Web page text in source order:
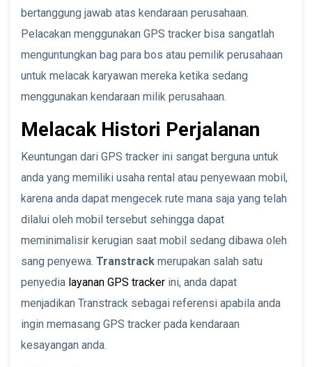
bertanggung jawab atas kendaraan perusahaan.
Pelacakan menggunakan GPS tracker bisa sangatlah
menguntungkan bag para bos atau pemilik perusahaan
untuk melacak karyawan mereka ketika sedang
menggunakan kendaraan milik perusahaan.
Melacak Histori Perjalanan
Keuntungan dari GPS tracker ini sangat berguna untuk
anda yang memiliki usaha rental atau penyewaan mobil,
karena anda dapat mengecek rute mana saja yang telah
dilalui oleh mobil tersebut sehingga dapat
meminimalisir kerugian saat mobil sedang dibawa oleh
sang penyewa. Transtrack merupakan salah satu
penyedia layanan GPS tracker ini, anda dapat
menjadikan Transtrack sebagai referensi apabila anda
ingin memasang GPS tracker pada kendaraan
kesayangan anda.